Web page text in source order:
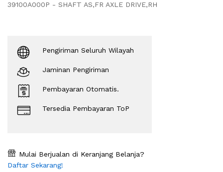
39100A000P - SHAFT AS,FR AXLE DRIVE,RH
Pengiriman Seluruh Wilayah
Jaminan Pengiriman
Pembayaran Otomatis.
Tersedia Pembayaran ToP
Mulai Berjualan di Keranjang Belanja?
Daftar Sekarang!